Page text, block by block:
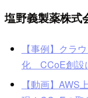
塩野義製薬株式
【事例】クラ
化 CCoE創設
【動画】AWS